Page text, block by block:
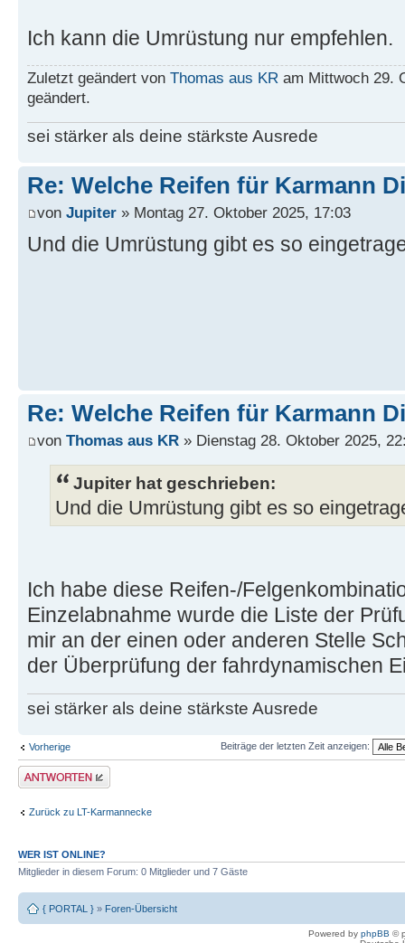
Ich kann die Umrüstung nur empfehlen.
Zuletzt geändert von Thomas aus KR am Mittwoch 29.
geändert.
sei stärker als deine stärkste Ausrede
Re: Welche Reifen für Karmann
von Jupiter » Montag 27. Oktober 2025, 17:03
Und die Umrüstung gibt es so
Re: Welche Reifen für Karmann
von Thomas aus KR » Dienstag 28. Oktober 2025,
Jupiter hat geschrieben:
Und die Umrüstung gibt es so
Ich habe diese Reifen-/
Einzelabnahme wurde die Liste der
mir an der einen oder anderen Stelle
der Überprüfung der fahrdynamischen
sei stärker als deine stärkste Ausrede
Vorherige Beiträge der letzten Zeit anzeigen:
Antwort erstellen
Zurück zu LT-Karmannecke
WER IST ONLINE?
Mitglieder in diesem Forum: 0 Mitglieder und 7 Gäste
{ PORTAL } » Foren-Übersicht
Powered by phpBB ©